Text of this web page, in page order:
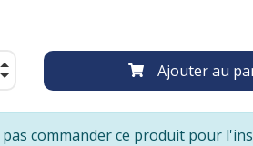
Ajouter au
commander ce produit pour